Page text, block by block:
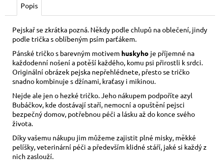
Popis
Pejskař se zkrátka pozná. Někdy podle chlupů na oblečení, jindy
podle trička s oblíbeným psím parťákem.
Pánské tričko s barevným motivem huskyho je příjemné na
každodenní nošení a potěší každého, komu psi přirostli k srdci.
Originální obrázek pejska nepřehlédnete, přesto se tričko
snadno kombinuje s džínami, kraťasy i mikinou.
Nejde ale jen o hezké tričko. Jeho nákupem podpoříte azyl
Bubáčkov, kde dostávají staří, nemocní a opuštění pejsci
bezpečný domov, potřebnou péči a lásku až do konce svého
života.
Díky vašemu nákupu jim můžeme zajistit plné misky, měkké
pelíšky, veterinární péči a především klidné stáří, jaké si každý z
nich zaslouží.
j
e
m
e
KORÁLKOVÝ
NÁRAMEK
TYRKYS
150
Kč